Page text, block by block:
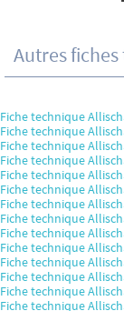
Autres fiches
Fiche technique
Fiche technique
Fiche technique
Fiche technique
Fiche technique
Fiche technique
Fiche technique
Fiche technique
Fiche technique
Fiche technique
Fiche technique
Fiche technique
Fiche technique
Fiche technique